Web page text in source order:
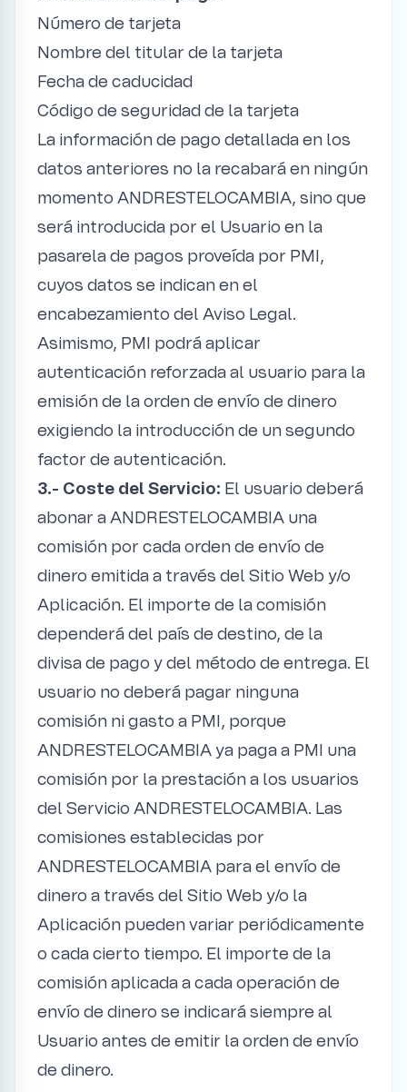
Número de tarjeta
Nombre del titular de la tarjeta
Fecha de caducidad
Código de seguridad de la tarjeta
La información de pago detallada en los
datos anteriores no la recabará en ningún
momento ANDRESTELOCAMBIA, sino que
será introducida por el Usuario en la
pasarela de pagos proveída por PMI,
cuyos datos se indican en el
encabezamiento del Aviso Legal.
Asimismo, PMI podrá aplicar
autenticación reforzada al usuario para la
emisión de la orden de envío de dinero
exigiendo la introducción de un segundo
factor de autenticación.
3.- Coste del Servicio: El usuario deberá
abonar a ANDRESTELOCAMBIA una
comisión por cada orden de envío de
dinero emitida a través del Sitio Web y/o
Aplicación. El importe de la comisión
dependerá del país de destino, de la
divisa de pago y del método de entrega. El
usuario no deberá pagar ninguna
comisión ni gasto a PMI, porque
ANDRESTELOCAMBIA ya paga a PMI una
comisión por la prestación a los usuarios
del Servicio ANDRESTELOCAMBIA. Las
comisiones establecidas por
ANDRESTELOCAMBIA para el envío de
dinero a través del Sitio Web y/o la
Aplicación pueden variar periódicamente
o cada cierto tiempo. El importe de la
comisión aplicada a cada operación de
envío de dinero se indicará siempre al
Usuario antes de emitir la orden de envío
de dinero.